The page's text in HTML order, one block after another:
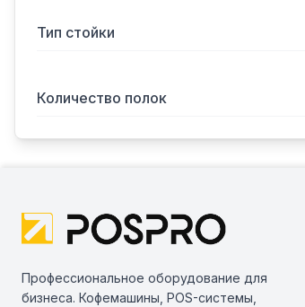
Тип стойки
Количество полок
Профессиональное оборудование для
бизнеса. Кофемашины, POS-системы,